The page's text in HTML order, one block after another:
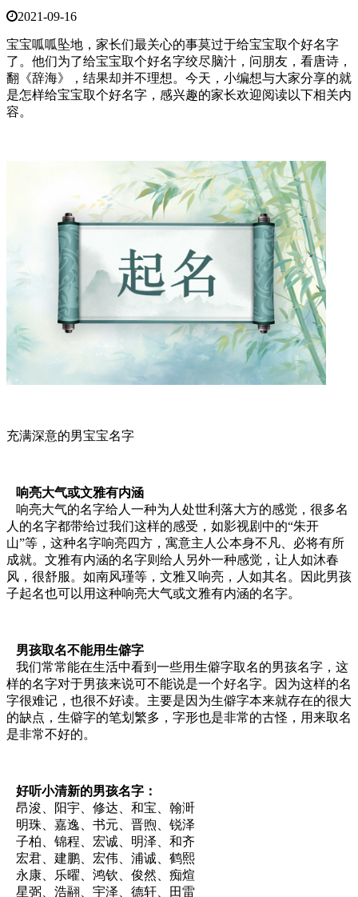
2021-09-16
宝宝呱呱坠地，家长们最关心的事莫过于给宝宝取个好名字
了。他们为了给宝宝取个好名字绞尽脑汁，问朋友，看唐诗，
翻《辞海》，结果却并不理想。今天，小编想与大家分享的就
是怎样给宝宝取个好名字，感兴趣的家长欢迎阅读以下相关内
容。
充满深意的男宝宝名字
响亮大气或文雅有内涵
响亮大气的名字给人一种为人处世利落大方的感觉，很多名
人的名字都带给过我们这样的感受，如影视剧中的“朱开
山”等，这种名字响亮四方，寓意主人公本身不凡、必将有所
成就。文雅有内涵的名字则给人另外一种感觉，让人如沐春
风，很舒服。如南风瑾等，文雅又响亮，人如其名。因此男孩
子起名也可以用这种响亮大气或文雅有内涵的名字。
男孩取名不能用生僻字
我们常常能在生活中看到一些用生僻字取名的男孩名字，这
样的名字对于男孩来说可不能说是一个好名字。因为这样的名
字很难记，也很不好读。主要是因为生僻字本来就存在的很大
的缺点，生僻字的笔划繁多，字形也是非常的古怪，用来取名
是非常不好的。
好听小清新的男孩名字：
昂浚、阳宇、修达、和宝、翰涆
明珠、嘉逸、书元、晋煦、锐泽
子柏、锦程、宏诚、明泽、和齐
宏君、建鹏、宏伟、浦诚、鹤熙
永康、乐曜、鸿钦、俊然、痴煊
星弼、浩翮、宇泽、德轩、田雷